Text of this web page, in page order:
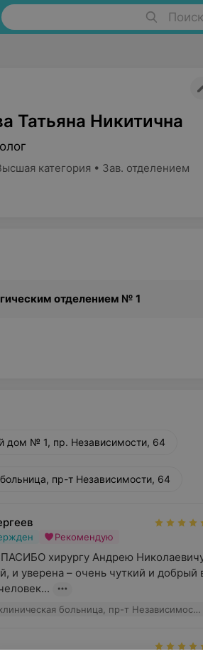
Татьяна Никитична
категория • Зав. отделением
отделением № 1
дом № 1, пр. Независимости, 64
пр-т Независимости, 64
Рекомендую
хирургу Андрею
и уверена – очень чуткий и добрый
1-я городская клиническая больница, пр-т Независимости, 64